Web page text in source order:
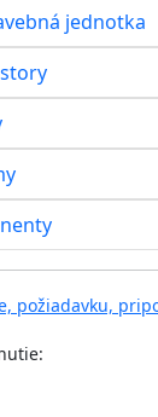
jednotka
požiadavku,